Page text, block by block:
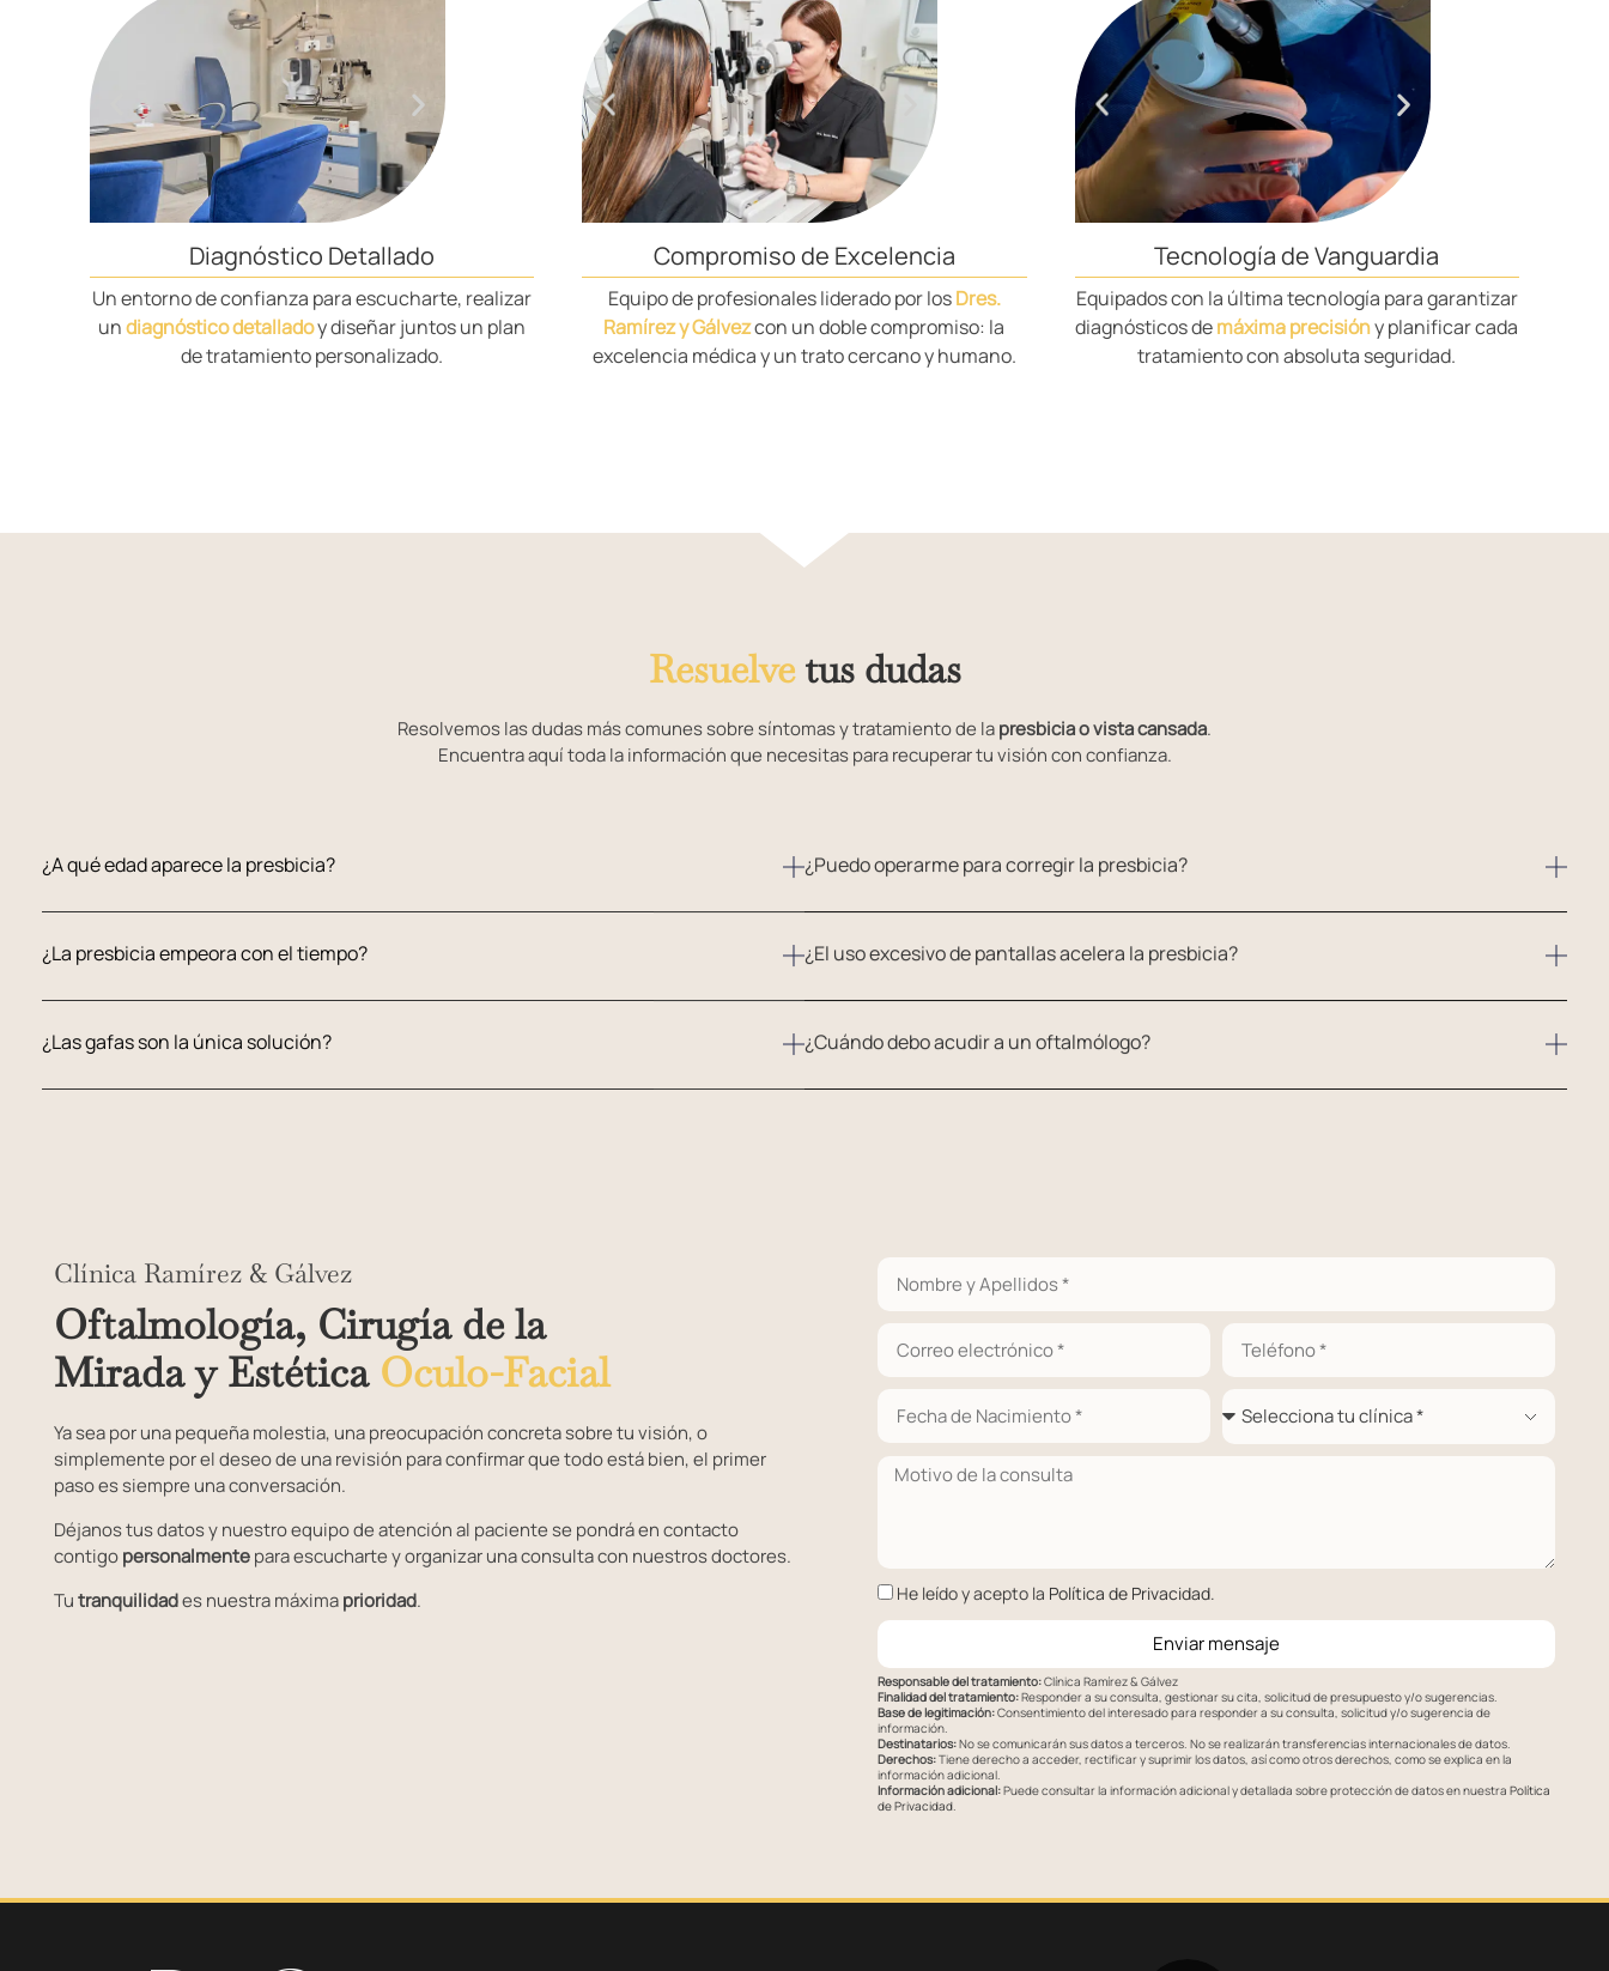
Diagnóstico Detallado
Un entorno de confianza para escucharte, realizar
undiagnóstico detalladoy diseñar juntos un plan
de tratamiento personalizado.
Compromiso de Excelencia
Equipo de profesionales liderado por losDres.
Ramírez y Gálvezcon un doble compromiso: la
excelencia médica y un trato cercano y humano.
Tecnología de Vanguardia
Equipados con la última tecnología para garantizar
diagnósticos demáxima precisióny planificar cada
tratamiento con absoluta seguridad.
Resuelvetus dudas
Resolvemos las dudas más comunes sobre síntomas y tratamiento de lapresbicia o vista cansada.
Encuentra aquí toda la información que necesitas para recuperar tu visión con confianza.
¿A qué edad aparece la presbicia?
¿La presbicia empeora con el tiempo?
¿Las gafas son la única solución?
¿Puedo operarme para corregir la presbicia?
¿El uso excesivo de pantallas acelera la presbicia?
¿Cuándo debo acudir a un oftalmólogo?
Clínica Ramírez & Gálvez
Oftalmología, Cirugía de la
Mirada y Estética Oculo-Facial
Ya sea por una pequeña molestia, una preocupación concreta sobre tu visión, o
simplemente por el deseo de una revisión para confirmar que todo está bien, el primer
paso es siempre una conversación.
Déjanos tus datos y nuestro equipo de atención al paciente se pondrá en contacto
contigopersonalmentepara escucharte y organizar una consulta con nuestros doctores.
Tutranquilidades nuestra máximaprioridad. He leído y acepto la Política de Privacidad.
Enviar mensaje
Responsable del tratamiento:Clínica Ramírez & Gálvez
Finalidad del tratamiento:Responder a su consulta, gestionar su cita, solicitud de presupuesto y/o sugerencias.
Base de legitimación:Consentimiento del interesado para responder a su consulta, solicitud y/o sugerencia de
información.
Destinatarios:No se comunicarán sus datos a terceros. No se realizarán transferencias internacionales de datos.
Derechos:Tiene derecho a acceder, rectificar y suprimir los datos, así como otros derechos, como se explica en la
información adicional.
Información adicional:Puede consultar la información adicional y detallada sobre protección de datos en nuestra Política
de Privacidad.